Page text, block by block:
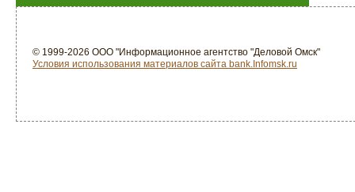
© 1999-2026 ООО "Информационное агентство "Деловой Омск"
Условия использования материалов сайта bank.Infomsk.ru